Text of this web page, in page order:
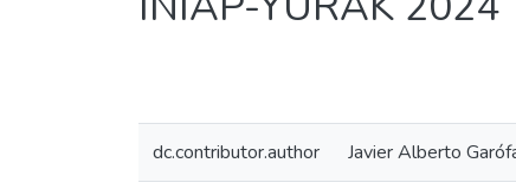
dc.contributor.author Javier Alberto